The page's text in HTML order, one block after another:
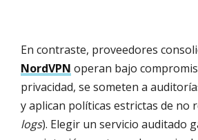
En contraste, proveedores
NordVPN operan bajo
privacidad, se someten a
y aplican políticas estrictas de no
logs). Elegir un servicio auditado